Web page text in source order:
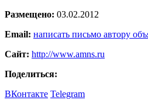
Размещено: 03.02.2012
Email: написать письмо автору
Сайт: http://www.amns.ru
Поделиться:
ВКонтакте Telegram